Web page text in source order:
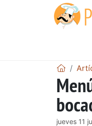
jueves 11